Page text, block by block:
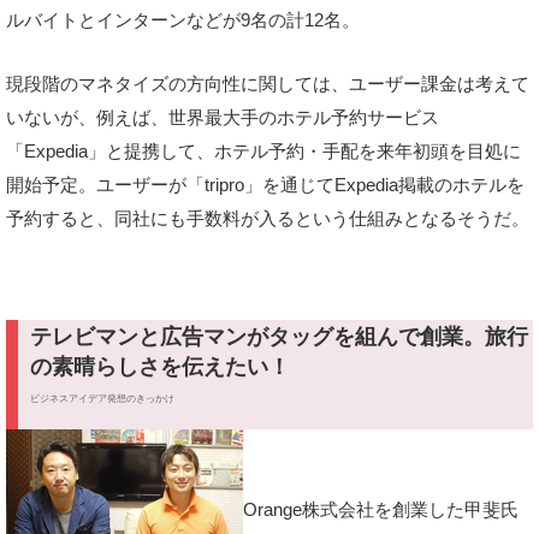
ルバイトとインターンなどが9名の計12名。
現段階のマネタイズの方向性に関しては、ユーザー課金は考えて
いないが、例えば、世界最大手のホテル予約サービス
「Expedia」と提携して、ホテル予約・手配を来年初頭を目処に
開始予定。ユーザーが「tripro」を通じてExpedia掲載のホテルを
予約すると、同社にも手数料が入るという仕組みとなるそうだ。
テレビマンと広告マンがタッグを組んで創業。旅行
の素晴らしさを伝えたい！
ビジネスアイデア発想のきっかけ
Orange株式会社を創業した甲斐氏